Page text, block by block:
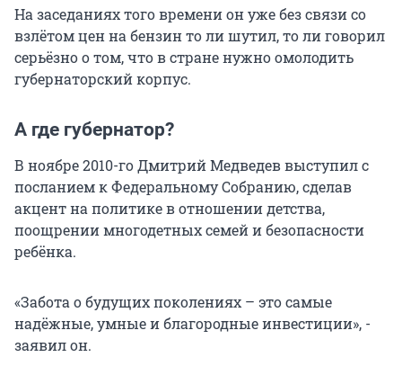
На заседаниях того времени он уже без связи со
взлётом цен на бензин то ли шутил, то ли говорил
серьёзно о том, что в стране нужно омолодить
губернаторский корпус.
А где губернатор?
В ноябре 2010-го Дмитрий Медведев выступил с
посланием к Федеральному Собранию, сделав
акцент на политике в отношении детства,
поощрении многодетных семей и безопасности
ребёнка.
«Забота о будущих поколениях – это самые
надёжные, умные и благородные инвестиции», -
заявил он.